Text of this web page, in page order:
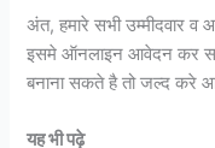
अंत, हमारे सभी उम्मीदवार
इसमे ऑनलाइन आवेदन कर
बनाना सकते है तो जल्द करे
यह भी पढ़े